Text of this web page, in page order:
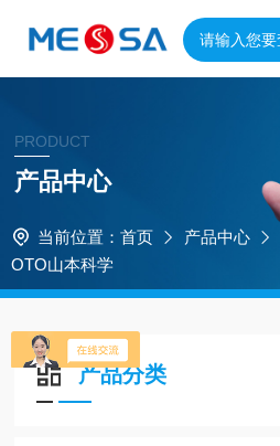
PRODUCT
产品中心
当前位置： 首页 产品中心
OTO山本科学
产品分类